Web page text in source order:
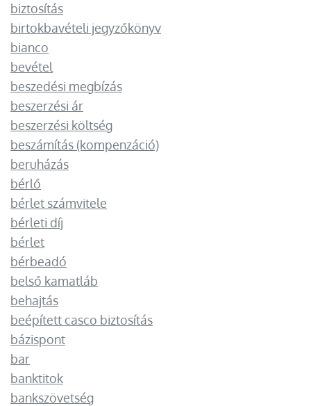
biztosítás
birtokbavételi jegyzőkönyv
bianco
bevétel
beszedési megbízás
beszerzési ár
beszerzési költség
beszámítás (kompenzáció)
beruházás
bérlő
bérlet számvitele
bérleti díj
bérlet
bérbeadó
belső kamatláb
behajtás
beépített casco biztosítás
bázispont
bar
banktitok
bankszövetség